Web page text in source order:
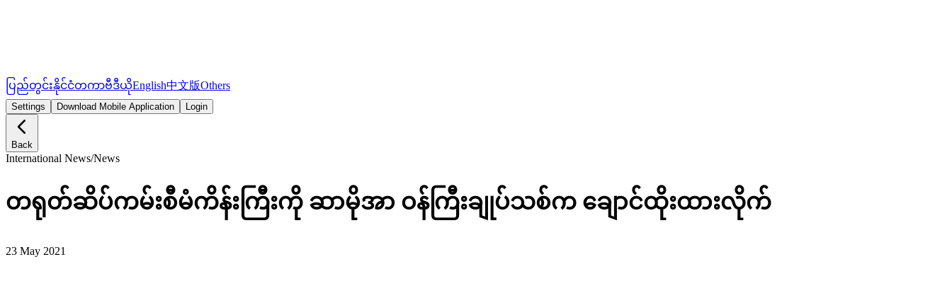
ပြည်တွင်းနိုင်ငံတကာဗီဒီယိုEnglish中文版Others
Settings Download Mobile Application Login
Back
International News/News
တရုတ်ဆိပ်ကမ်းစီမံကိန်းကြီးကို ဆာမိုအာ ဝန်ကြီးချုပ်သစ်က ချောင်ထိုးထားလိုက်
23 May 2021